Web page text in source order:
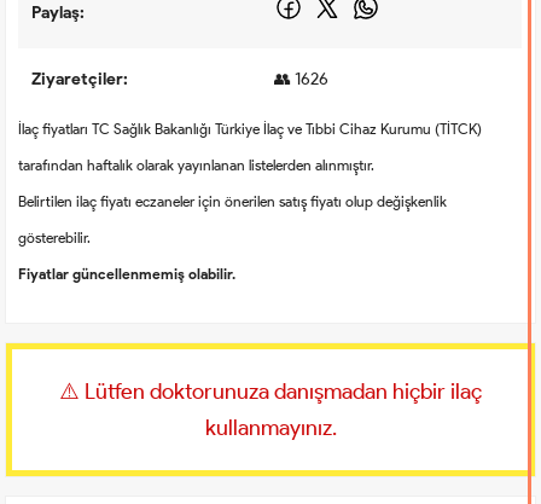
Paylaş:
Ziyaretçiler: 👥 1626
İlaç fiyatları TC Sağlık Bakanlığı Türkiye İlaç ve Tıbbi Cihaz Kurumu (TİTCK)
tarafından haftalık olarak yayınlanan listelerden alınmıştır.
Belirtilen ilaç fiyatı eczaneler için önerilen satış fiyatı olup değişkenlik
gösterebilir.
Fiyatlar güncellenmemiş olabilir.
⚠️ Lütfen doktorunuza danışmadan hiçbir ilaç
kullanmayınız.